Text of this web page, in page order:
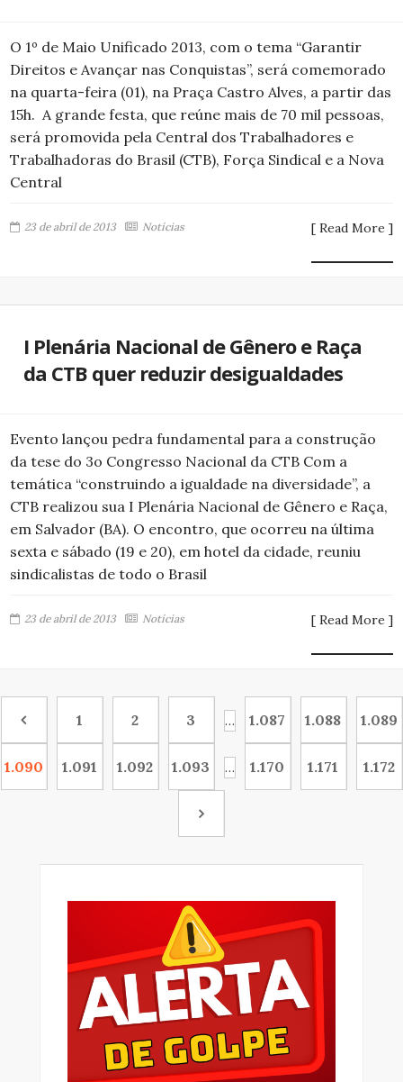
O 1º de Maio Unificado 2013, com o tema “Garantir
Direitos e Avançar nas Conquistas”, será comemorado
na quarta-feira (01), na Praça Castro Alves, a partir das
15h. A grande festa, que reúne mais de 70 mil pessoas,
será promovida pela Central dos Trabalhadores e
Trabalhadoras do Brasil (CTB), Força Sindical e a Nova
Central
23 de abril de 2013 Notícias [ Read More ]
I Plenária Nacional de Gênero e Raça
da CTB quer reduzir desigualdades
Evento lançou pedra fundamental para a construção
da tese do 3o Congresso Nacional da CTB Com a
temática “construindo a igualdade na diversidade”, a
CTB realizou sua I Plenária Nacional de Gênero e Raça,
em Salvador (BA). O encontro, que ocorreu na última
sexta e sábado (19 e 20), em hotel da cidade, reuniu
sindicalistas de todo o Brasil
23 de abril de 2013 Notícias [ Read More ]
1 2 3 … 1.087 1.088 1.089
1.090 1.091 1.092 1.093 … 1.170 1.171 1.172